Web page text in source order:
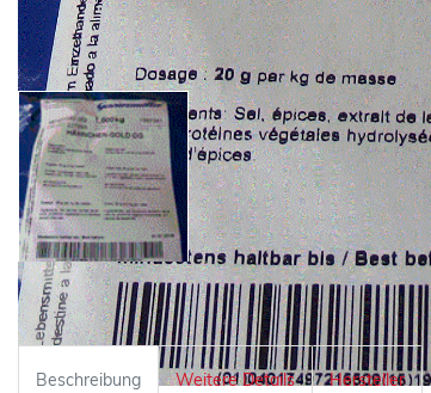
Beschreibung Weitere Details Hersteller